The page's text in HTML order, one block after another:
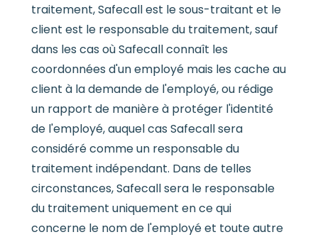
traitement, Safecall est le sous-traitant et le
client est le responsable du traitement, sauf
dans les cas où Safecall connaît les
coordonnées d'un employé mais les cache au
client à la demande de l'employé, ou rédige
un rapport de manière à protéger l'identité
de l'employé, auquel cas Safecall sera
considéré comme un responsable du
traitement indépendant. Dans de telles
circonstances, Safecall sera le responsable
du traitement uniquement en ce qui
concerne le nom de l'employé et toute autre